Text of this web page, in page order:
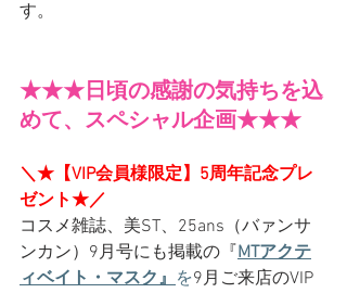
す。
★★★日頃の感謝の気持ちを込
めて、スペシャル企画★★★
＼★【VIP会員様限定】5周年記念プレ
ゼント★／
コスメ雑誌、美ST、25ans（バァンサ
ンカン）9月号にも掲載の 『 MTアクテ
ィベイト・マスク』を9月ご来店のVIP